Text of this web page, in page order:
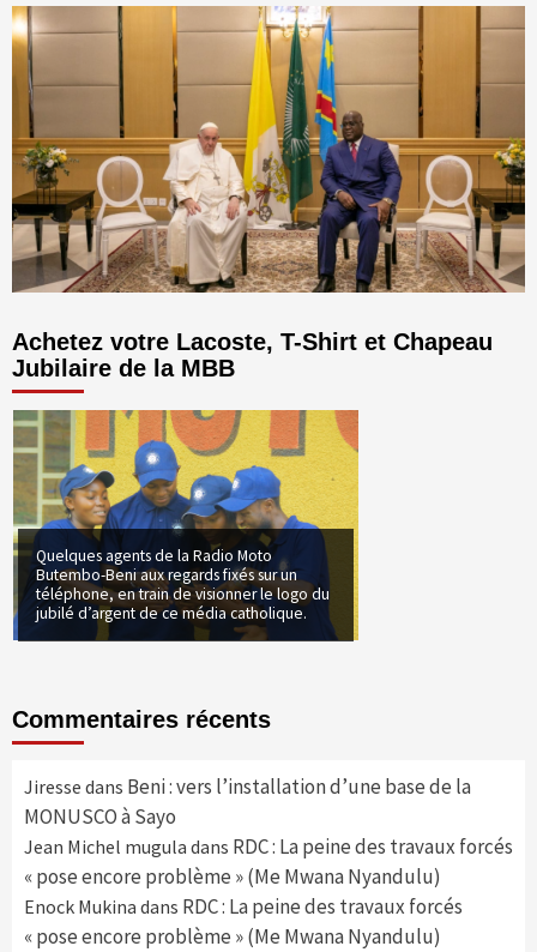
Achetez votre Lacoste, T-Shirt et Chapeau
Jubilaire de la MBB
Quelques agents de la Radio Moto
Butembo-Beni aux regards fixés sur un
téléphone, en train de visionner le logo du
jubilé d’argent de ce média catholique.
Commentaires récents
Jiresse dans Beni : vers l’installation d’une base de la
MONUSCO à Sayo
Jean Michel mugula dans RDC : La peine des travaux forcés
« pose encore problème » (Me Mwana Nyandulu)
Enock Mukina dans RDC : La peine des travaux forcés
« pose encore problème » (Me Mwana Nyandulu)